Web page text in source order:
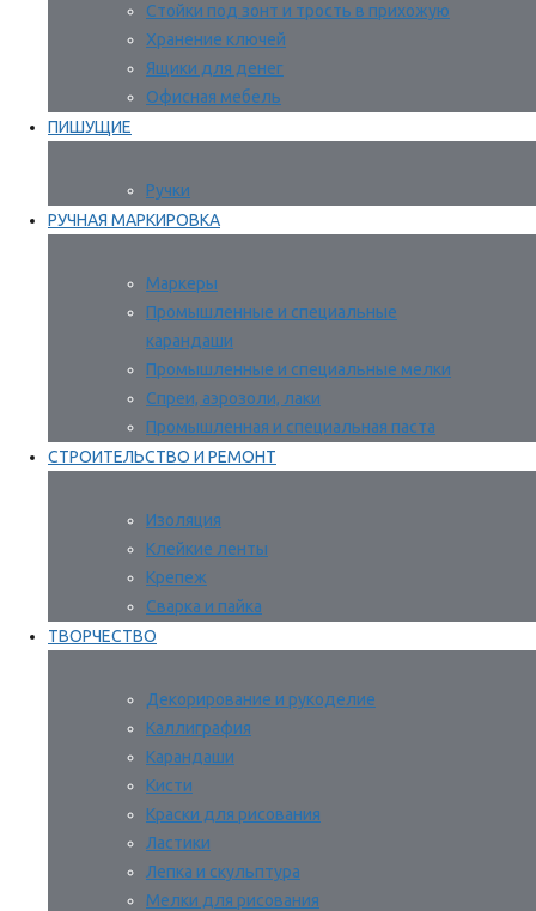
Стойки под зонт и трость в прихожую
Хранение ключей
Ящики для денег
Офисная мебель
ПИШУЩИЕ
Ручки
РУЧНАЯ МАРКИРОВКА
Маркеры
Промышленные и специальные
карандаши
Промышленные и специальные мелки
Спреи, аэрозоли, лаки
Промышленная и специальная паста
СТРОИТЕЛЬСТВО И РЕМОНТ
Изоляция
Клейкие ленты
Крепеж
Сварка и пайка
ТВОРЧЕСТВО
Декорирование и рукоделие
Каллиграфия
Карандаши
Кисти
Краски для рисования
Ластики
Лепка и скульптура
Мелки для рисования